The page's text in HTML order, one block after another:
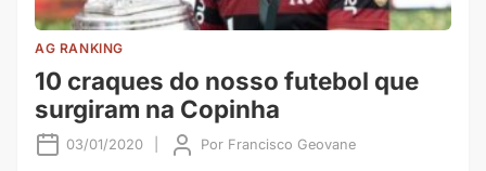
AG RANKING
10 craques do nosso futebol que
surgiram na Copinha
03/01/2020 Por Francisco Geovane